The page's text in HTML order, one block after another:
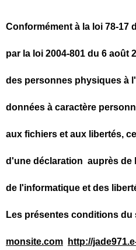
Conformément à la loi 78-17
par la loi 2004-801 du 6 août
des personnes physiques à
données à caractère
aux fichiers et aux libertés,
d'une déclaration auprès de
de l'informatique et des
Les présentes conditions du
monsite.com http://